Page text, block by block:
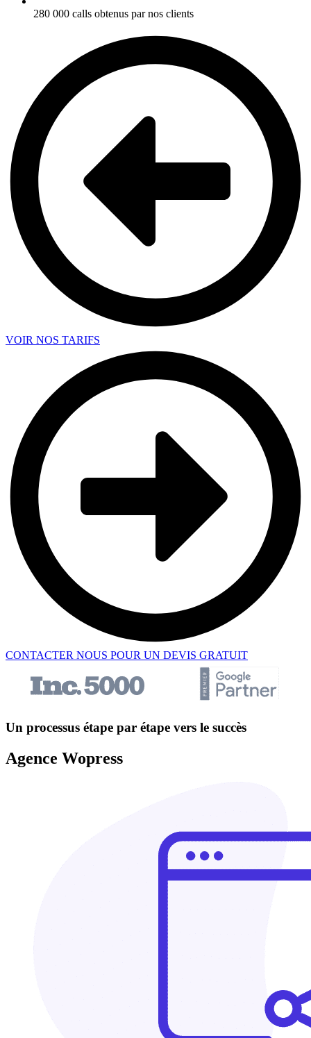
280 000 calls obtenus par nos clients
VOIR NOS TARIFS
CONTACTER NOUS POUR UN DEVIS GRATUIT
Un processus étape par étape vers le succès
Agence Wopress